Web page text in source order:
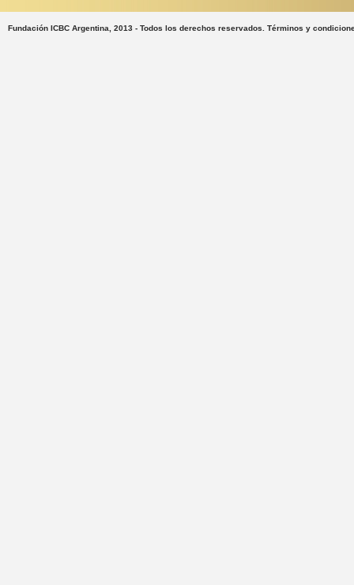
Fundación ICBC Argentina, 2013 - Todos los derechos reservados. Términos y